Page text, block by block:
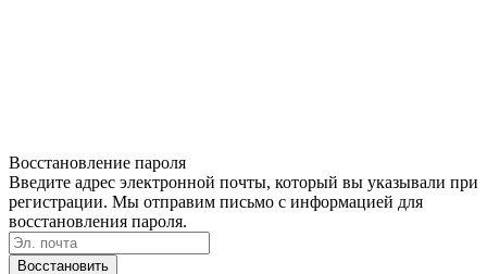
Восстановление пароля
Введите адрес электронной почты, который вы указывали при
регистрации. Мы отправим письмо с информацией для
восстановления пароля.
Восстановить